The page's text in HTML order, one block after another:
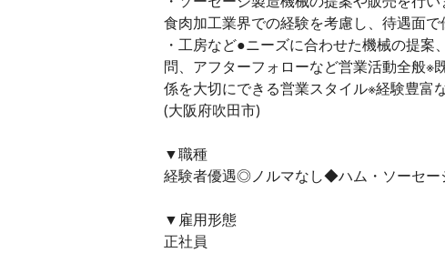
食肉加工業界での経験を考慮し、待遇面
・工房など●ニーズに合わせた機械の提
問、アフターフォローなど営業活動全般※
係を大切にできる営業スタイル※経験豊富
(大阪府吹田市)
▼職種
経験者優遇◎ノルマなし◆ハム・ソーセー
▼雇用形態
正社員